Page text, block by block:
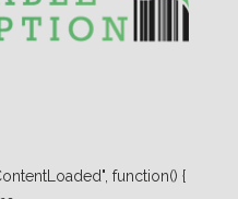
function() {